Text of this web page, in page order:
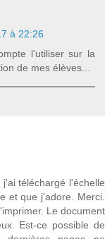
à 22:26
l'utiliser sur la
de mes élèves...
téléchargé l'échelle
et que j'adore. Merci.
Le document
Est-ce possible de